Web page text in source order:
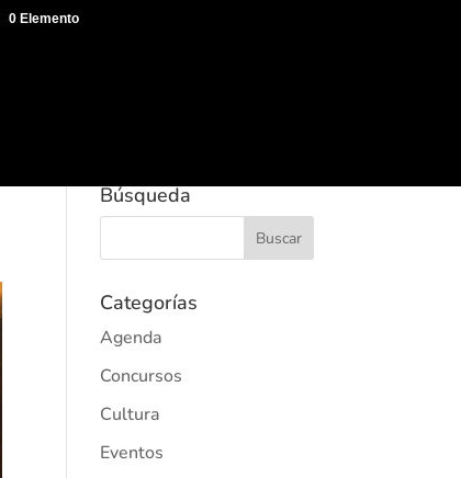
Búsqueda
Categorías
Agenda
Concursos
Cultura
Eventos